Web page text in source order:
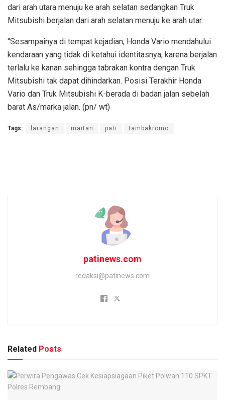
dari arah utara menuju ke arah selatan sedangkan Truk
Mitsubishi berjalan dari arah selatan menuju ke arah utar.
“Sesampainya di tempat kejadian, Honda Vario mendahului
kendaraan yang tidak di ketahui identitasnya, karena berjalan
terlalu ke kanan sehingga tabrakan kontra dengan Truk
Mitsubishi tak dapat dihindarkan. Posisi Terakhir Honda
Vario dan Truk Mitsubishi K-berada di badan jalan sebelah
barat As/marka jalan. (pn/ wt)
Tags: larangan maitan pati tambakromo
patinews.com
redaksi@patinews.com
Related Posts